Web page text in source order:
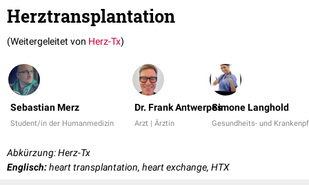
Herztransplantation
(Weitergeleitet von Herz-Tx)
Sebastian Merz
Student/in der Humanmedizin
Dr. Frank Antwerpes
Arzt | Ärztin
Simone Langhold
Gesundheits- und
Abkürzung: Herz-Tx
Englisch:heart transplantation, heart exchange, HTX